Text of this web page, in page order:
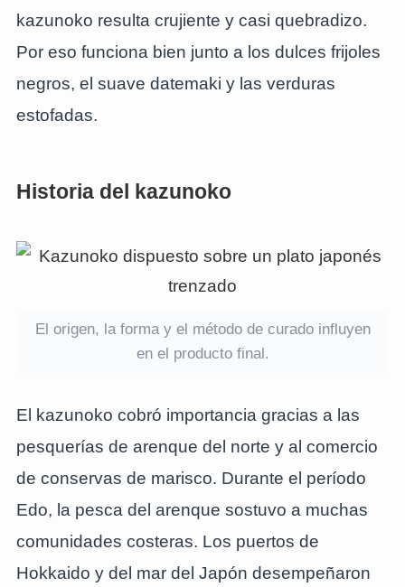
kazunoko resulta crujiente y casi quebradizo.
Por eso funciona bien junto a los dulces frijoles
negros, el suave datemaki y las verduras
estofadas.
Historia del kazunoko
El origen, la forma y el método de curado influyen
en el producto final.
El kazunoko cobró importancia gracias a las
pesquerías de arenque del norte y al comercio
de conservas de marisco. Durante el período
Edo, la pesca del arenque sostuvo a muchas
comunidades costeras. Los puertos de
Hokkaido y del mar del Japón desempeñaron